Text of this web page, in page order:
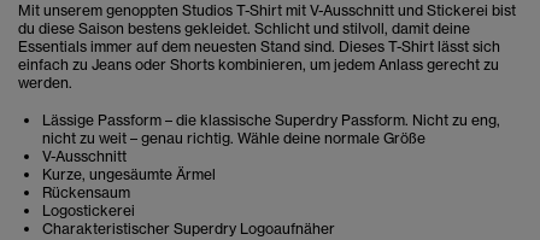
Mit unserem genoppten Studios T-Shirt mit V-Ausschnitt und Stickerei bist
du diese Saison bestens gekleidet. Schlicht und stilvoll, damit deine
Essentials immer auf dem neuesten Stand sind. Dieses T-Shirt lässt sich
einfach zu Jeans oder Shorts kombinieren, um jedem Anlass gerecht zu
werden.
Lässige Passform – die klassische Superdry Passform. Nicht zu eng,
nicht zu weit – genau richtig. Wähle deine normale Größe
V-Ausschnitt
Kurze, ungesäumte Ärmel
Rückensaum
Logostickerei
Charakteristischer Superdry Logoaufnäher